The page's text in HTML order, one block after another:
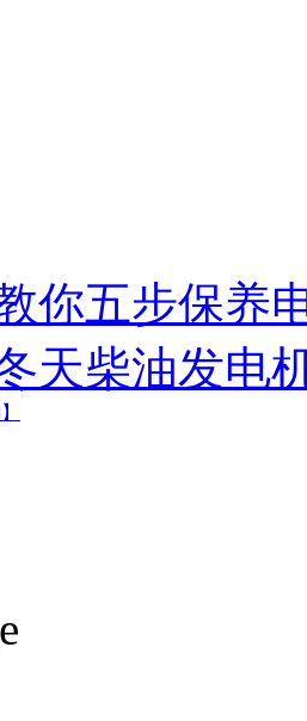
你五步保养
天柴油发电